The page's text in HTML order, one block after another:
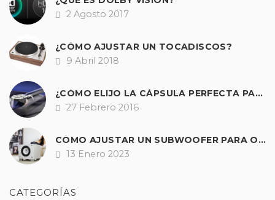
Fecha
2 Agosto 2017
¿CÓMO AJUSTAR UN TOCADISCOS?
Fecha
9 Abril 2018
¿CÓMO ELIJO LA CÁPSULA PERFECTA PARA MI GIRADISCOS?
Fecha
27 Febrero 2016
CÓMO AJUSTAR UN SUBWOOFER PARA OBTENER UNOS GRAVES PERFECTOS EN HI-FI Y A/V
Fecha
13 Enero 2023
CATEGORÍAS